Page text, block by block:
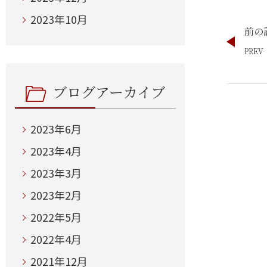
2023年10月
ブログアーカイブ
2023年6月
2023年4月
2023年3月
2023年2月
2022年5月
2022年4月
2021年12月
前の